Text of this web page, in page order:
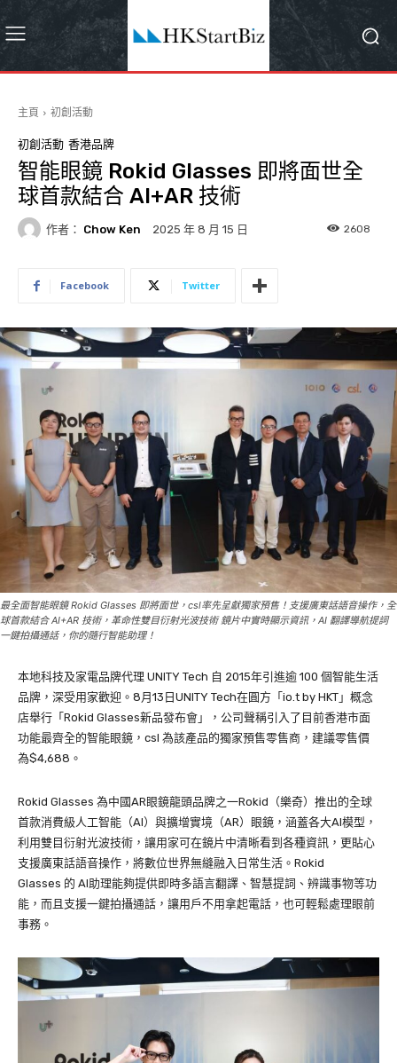
主頁 初創活動
初創活動 香港品牌
智能眼鏡 Rokid Glasses 即將面世全
球首款結合 AI+AR 技術
作者： Chow Ken 2025 年 8 月 15 日 2608
Facebook Twitter
最全面智能眼鏡 Rokid Glasses 即將面世，csl率先呈獻獨家預售！支援廣東話語音操作，全
球首款結合 AI+AR 技術，革命性雙目衍射光波技術 鏡片中實時顯示資訊，AI 翻譯導航提詞
一鍵拍攝通話，你的隨行智能助理！
本地科技及家電品牌代理 UNITY Tech 自 2015年引進逾 100 個智能生活
品牌，深受用家歡迎。8月13日UNITY Tech在圓方「io.t by HKT」概念
店舉行「Rokid Glasses新品發布會」，公司聲稱引入了目前香港市面
功能最齊全的智能眼鏡，csl 為該產品的獨家預售零售商，建議零售價
為$4,688。
Rokid Glasses 為中國AR眼鏡龍頭品牌之一Rokid（樂奇）推出的全球
首款消費級人工智能（AI）與擴增實境（AR）眼鏡，涵蓋各大AI模型，
利用雙目衍射光波技術，讓用家可在鏡片中清晰看到各種資訊，更貼心
支援廣東話語音操作，將數位世界無縫融入日常生活。Rokid
Glasses 的 AI助理能夠提供即時多語言翻譯、智慧提詞、辨識事物等功
能，而且支援一鍵拍攝通話，讓用戶不用拿起電話，也可輕鬆處理眼前
事務。